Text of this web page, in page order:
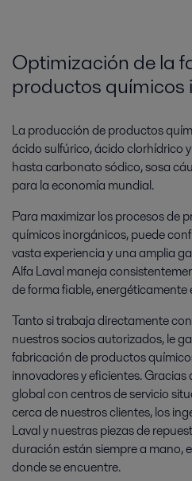
Optimización de la
productos químicos
La producción de productos
ácido sulfúrico, ácido clorhídrico
hasta carbonato sódico, sosa
para la economía mundial.
Para maximizar los procesos de
químicos inorgánicos, puede
vasta experiencia y una amplia
Alfa Laval maneja
de forma fiable, energéticamente
Tanto si trabaja directamente
nuestros socios autorizados, le
fabricación de productos
innovadores y eficientes. Gracias
global con centros de servicio
cerca de nuestros clientes, los
Laval y nuestras piezas de
duración están siempre a mano,
donde se encuentre.